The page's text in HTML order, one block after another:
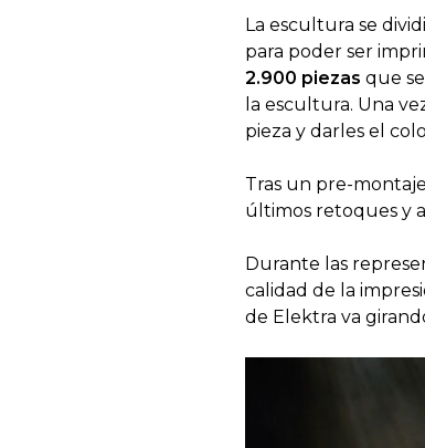
La escultura se
para poder ser
2.900 piezas que
la escultura. Una
pieza y darles el
Tras un pre-
últimos retoques y
Durante las
calidad de la
de Elektra va